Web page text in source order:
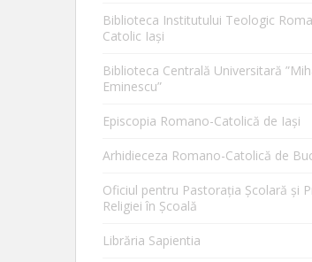
Biblioteca Institutului Teologic
Catolic Iaşi
Biblioteca Centrală Universitară
Eminescu”
Episcopia Romano-Catolică de Iaşi
Arhidieceza Romano-Catolică de
Oficiul pentru Pastorația Școlară și
Religiei în Școală
Librăria Sapientia